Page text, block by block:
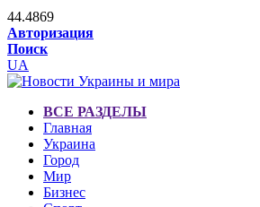
44.4869
Авторизация
Поиск
UA
ВСЕ РАЗДЕЛЫ
Главная
Украина
Город
Мир
Бизнес